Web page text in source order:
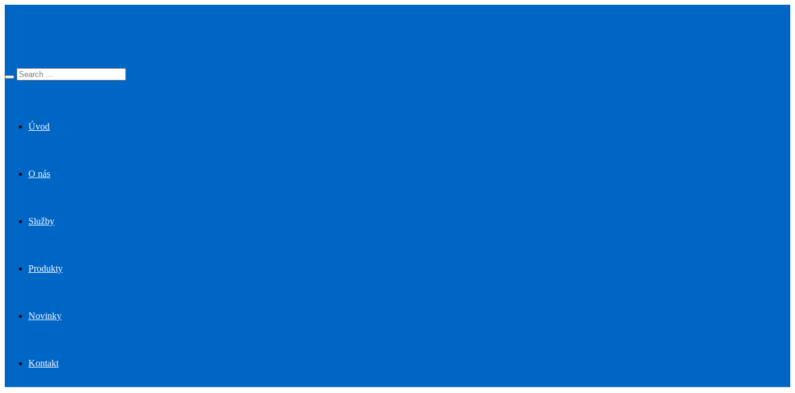
Úvod
O nás
Služby
Produkty
Novinky
Kontakt